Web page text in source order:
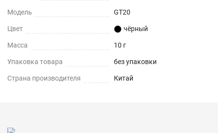
Модель GT20
Цвет чёрный
Масса 10 г
Упаковка товара без упаковки
Страна производителя Китай